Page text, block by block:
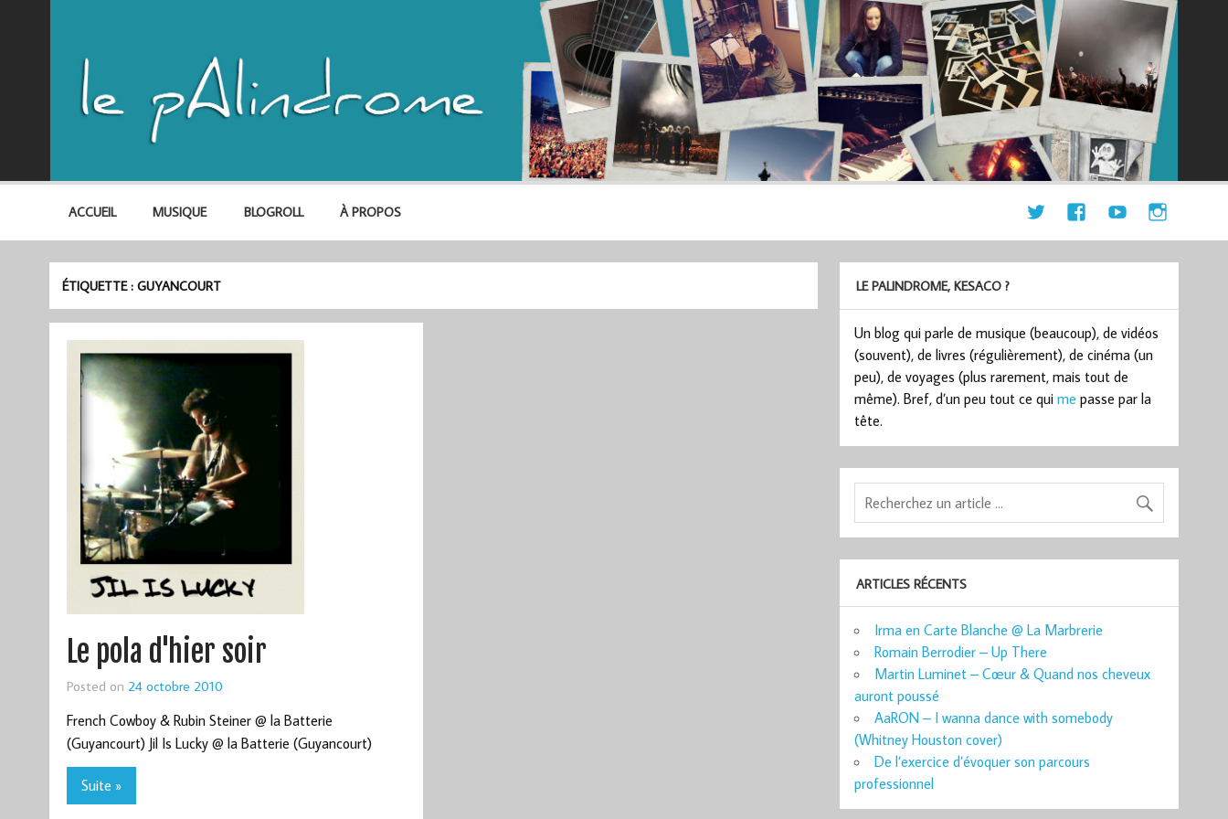
ACCUEIL MUSIQUE BLOGROLL À PROPOS
ÉTIQUETTE :GUYANCOURT
Le pola d'hier soir
Posted on 24 octobre 2010
French Cowboy & Rubin Steiner @ la Batterie
(Guyancourt) Jil Is Lucky @ la Batterie (Guyancourt)
Suite »
LE PALINDROME, KESACO ?
Un blog qui parle de musique (beaucoup), de vidéos
(souvent), de livres (régulièrement), de cinéma (un
peu), de voyages (plus rarement, mais tout de
même). Bref, d’un peu tout ce quime passe par la
tête.
ARTICLES RÉCENTS
Irma en Carte Blanche @ La Marbrerie
Romain Berrodier – Up There
Martin Luminet – Cœur & Quand nos cheveux
auront poussé
AaRON – I wanna dance with somebody
(Whitney Houston cover)
De l’exercice d’évoquer son parcours
professionnel